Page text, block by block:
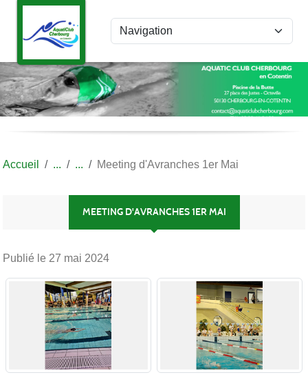
Accueil Meeting d'Avranches 1er Mai
MEETING D'AVRANCHES 1ER MAI
Publié le 27 mai 2024
Panneau de gestion des cookies